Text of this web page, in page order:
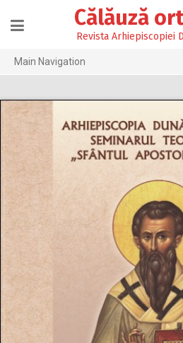
content
Călăuză
Revista Arhiepiscopiei
Main Navigation
2026
2025
2024
2023
2021